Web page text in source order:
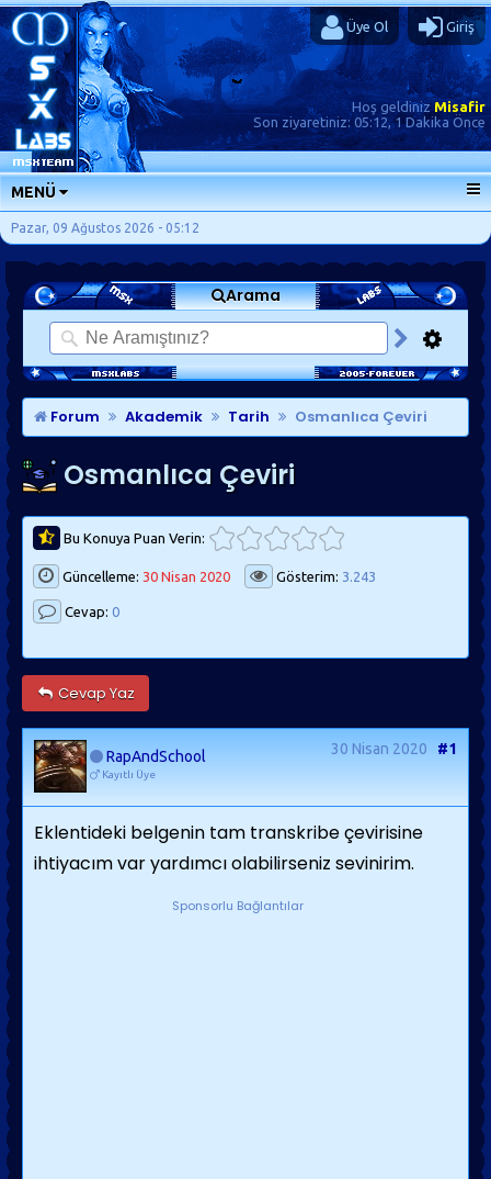
Üye Ol Giriş
Hoş geldinizMisafir
Son ziyaretiniz: 05:12, 1 Dakika Önce
MENÜ
ANA SAYFA
FORUMLAR
SORU-CEVAP
GÜNLÜKLER
SON MESAJLAR
KISAYOLLAR
Pazar, 09 Ağustos 2026 - 05:12
Arama
Forum Akademik Tarih Osmanlıca Çeviri
Osmanlıca Çeviri
Bu Konuya Puan Verin:
Güncelleme: 30 Nisan 2020 Gösterim: 3.243
Cevap: 0
Cevap Yaz
RapAndSchool
Kayıtlı Üye
30 Nisan 2020 #1
Eklentideki belgenin tam transkribe çevirisine
ihtiyacım var yardımcı olabilirseniz sevinirim.
Sponsorlu Bağlantılar